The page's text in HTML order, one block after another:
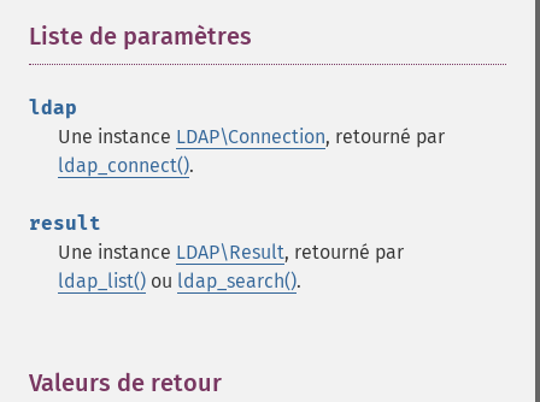
Liste de paramètres
ldap
Une instance LDAP\Connection, retourné par
ldap_connect().
result
Une instance LDAP\Result, retourné par
ldap_list() ou ldap_search().
Valeurs de retour